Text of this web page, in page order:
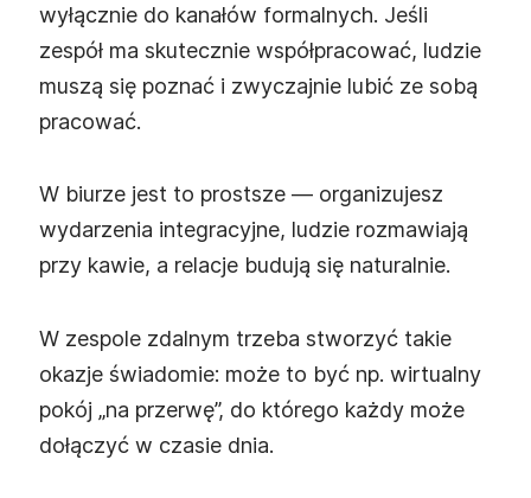
wyłącznie do kanałów formalnych. Jeśli
zespół ma skutecznie współpracować, ludzie
muszą się poznać i zwyczajnie lubić ze sobą
pracować.
W biurze jest to prostsze — organizujesz
wydarzenia integracyjne, ludzie rozmawiają
przy kawie, a relacje budują się naturalnie.
W zespole zdalnym trzeba stworzyć takie
okazje świadomie: może to być np. wirtualny
pokój „na przerwę”, do którego każdy może
dołączyć w czasie dnia.